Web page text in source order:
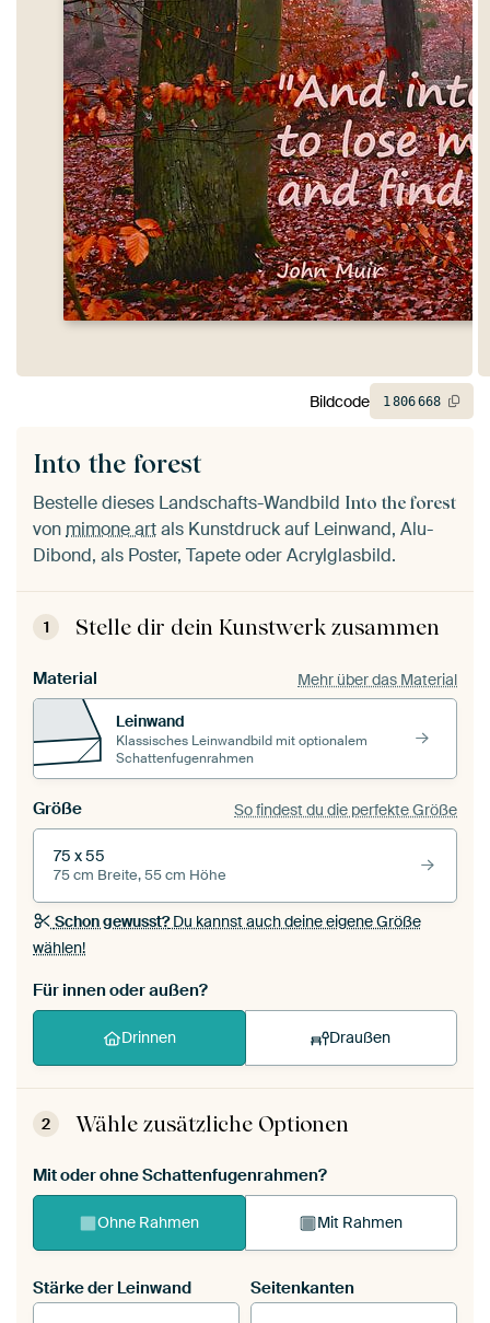
Into the forest
Bestelle dieses Landschafts-Wandbild Into the forest
vonmimone artals Kunstdruck auf Leinwand, Alu-
Dibond, als Poster, Tapete oder Acrylglasbild.
1 Stelle dir dein Kunstwerk zusammen
Material Mehr über das Material
Leinwand
Klassisches Leinwandbild mit optionalem
Schattenfugenrahmen
Größe So findest du die perfekte Größe
75 x 55
75 cm Breite, 55 cm Höhe
Schon gewusst?Du kannst auch deine eigene Größe
wählen!
Für innen oder außen?
Drinnen Draußen
2 Wähle zusätzliche Optionen
Mit oder ohne Schattenfugenrahmen?
Ohne Rahmen Mit Rahmen
Stärke der Leinwand Seitenkanten
Bildcode 1806668